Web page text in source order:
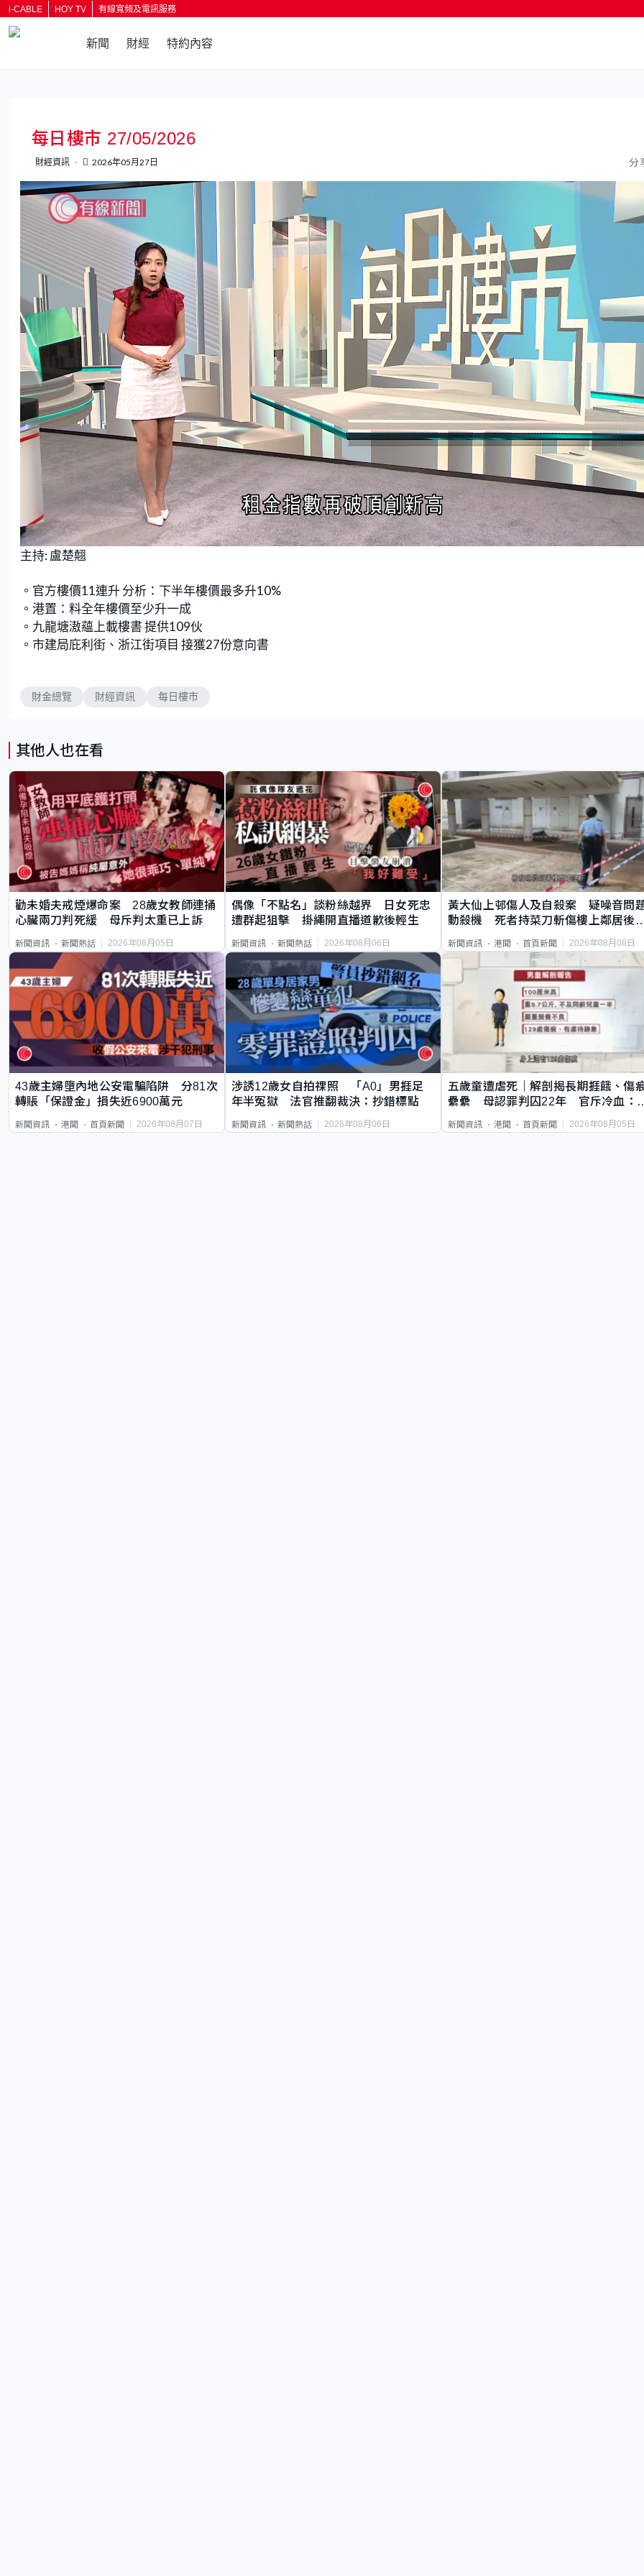
i-CABLE HOY TV 有線寬頻及電訊服務
新聞 財經 特約內容
每日樓市 27/05/2026
財經資訊 2026年05月27日 分
U
n
m
u
9
.
2
5
%
主持: 盧楚翹
。官方樓價11連升 分析：下半年樓價最多升10%
。港置：料全年樓價至少升一成
。九龍塘滶蘊上載樓書 提供109伙
。市建局庇利街、浙江街項目 接獲27份意向書
財金總覽 財經資訊 每日樓市
其他人也在看
勸未婚夫戒煙爆命案 28歲女教師連捅
心臟兩刀判死緩 母斥判太重已上訴
新聞資訊 新聞熱話 2026年08月05日
偶像「不點名」談粉絲越界 日女死忠
遭群起狙擊 掛繩開直播道歉後輕生
新聞資訊 新聞熱話 2026年08月06日
黃大仙上邨傷人及自殺案 疑噪音問
動殺機 死者持菜刀斬傷樓上鄰居後
新聞資訊 港聞 首頁新聞 2026年08月08日
43歲主婦墮內地公安電騙陷阱 分81次
轉賬「保證金」損失近6900萬元
新聞資訊 港聞 首頁新聞 2026年08月07日
涉誘12歲女自拍祼照 「A0」男捱足
年半冤獄 法官推翻裁決：抄錯標點
新聞資訊 新聞熱話 2026年08月06日
五歲童遭虐死｜解剖揭長期捱餓、傷
纍纍 母認罪判囚22年 官斥冷血：
新聞資訊 港聞 首頁新聞 2026年08月05日